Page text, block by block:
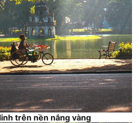
trên nền nắng vàng